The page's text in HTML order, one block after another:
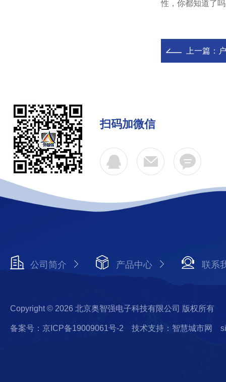
性，你都知道了
上一篇：
扫码加微信
公司简介 产品中心 联系
Copyright © 2026 北京奥智强电子科技有限公司 版权所有
备案号：京ICP备19009061号-2 技术支持：智慧城市网